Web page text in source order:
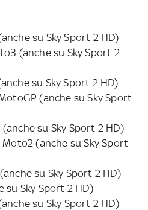
su Sky Sport 2 HD)
(anche su Sky Sport 2
su Sky Sport 2 HD)
(anche su Sky Sport
su Sky Sport 2 HD)
Moto2 (anche su Sky Sport
su Sky Sport 2 HD)
su Sky Sport 2 HD)
su Sky Sport 2 HD)